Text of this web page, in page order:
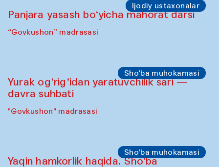
Ijodiy ustaxonalar
Panjara yasash bo‘yicha mahorat darsi
“Govkushon” madrasasi
Sho‘ba muhokamasi
Yurak og‘rig‘idan yaratuvchilik sari —
davra suhbati
"Govkushon" madrasasi
Sho‘ba muhokamasi
Yaqin hamkorlik haqida. Sho‘ba